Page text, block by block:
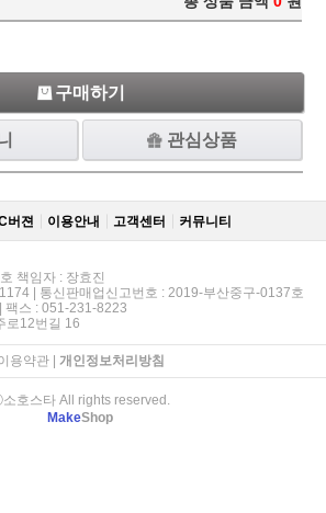
구매하기
관심상품
버젼 이용안내 고객센터 커뮤니티
책임자 : 장효진
| 통신판매업신고번호 : 2019-부산중구-0137호
팩스 : 051-231-8223
로12번길 16
용약관| 개인정보처리방침
호스타 All rights reserved.
MakeShop